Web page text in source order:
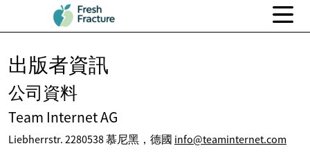
出版者資訊
公司資料
Team Internet AG
Liebherrstr. 2280538 慕尼黑，德國 info@teaminternet.com